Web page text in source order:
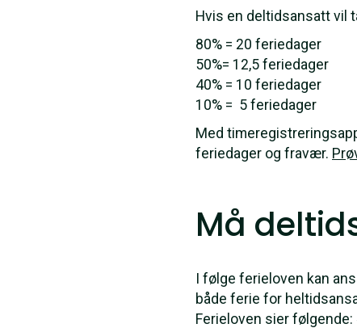
Hvis en deltidsansatt vil
80% = 20 feriedager
50%= 12,5 feriedager
40% = 10 feriedager
10% = 5 feriedager
Med
feriedager og fravær.
Må
I følge ferieloven kan
både ferie for
Ferieloven sier